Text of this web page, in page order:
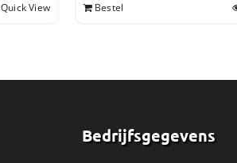
Quick View Bestel
Bedrijfsgegevens